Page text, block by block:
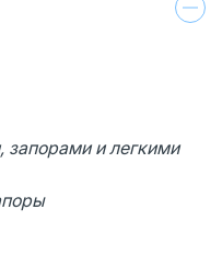
запорами и легкими